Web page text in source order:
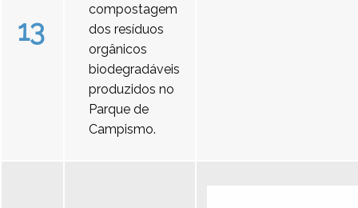
13
compostagem
dos resíduos
orgânicos
biodegradáveis
produzidos no
Parque de
Campismo.